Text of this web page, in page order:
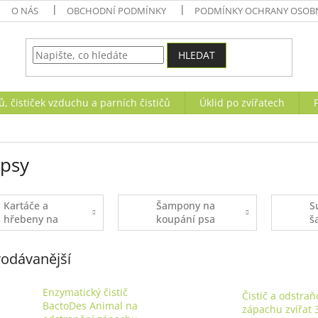
O NÁS OBCHODNÍ PODMÍNKY PODMÍNKY OCHRANY
HLEDAT
čističek vzduchu a parních čističů Úklid po zvířatech
Kartáče a
hřebeny na
psy
Šampony na
koupání psa
Enzymatický čistič
BactoDes Animal na
Čistič a
zápachu zvířat